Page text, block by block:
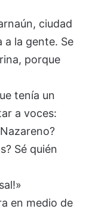
ciudad
a la gente. Se
porque
tenía un
a voces:
Sé quién
en medio de